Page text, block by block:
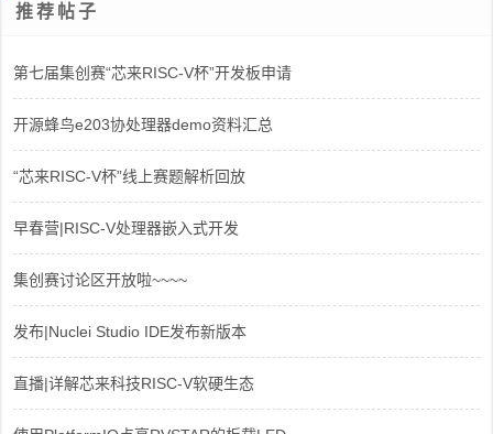
推荐帖子
第七届集创赛“芯来RISC-V杯”开发板申请
开源蜂鸟e203协处理器demo资料汇总
“芯来RISC-V杯”线上赛题解析回放
早春营|RISC-V处理器嵌入式开发
集创赛讨论区开放啦~~~~
发布|Nuclei Studio IDE发布新版本
直播|详解芯来科技RISC-V软硬生态